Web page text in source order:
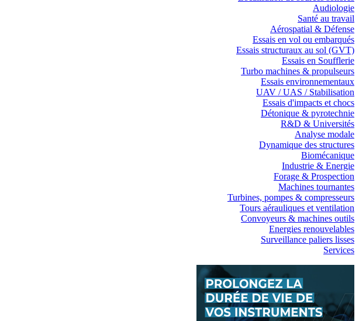
Audiologie
Santé au travail
Aérospatial & Défense
Essais en vol ou embarqués
Essais structuraux au sol (GVT)
Essais en Soufflerie
Turbo machines & propulseurs
Essais environnementaux
UAV / UAS / Stabilisation
Essais d'impacts et chocs
Détonique & pyrotechnie
R&D & Universités
Analyse modale
Dynamique des structures
Biomécanique
Industrie & Energie
Forage & Prospection
Machines tournantes
Turbines, pompes & compresseurs
Tours aérauliques et ventilation
Convoyeurs & machines outils
Energies renouvelables
Surveillance paliers lisses
Services